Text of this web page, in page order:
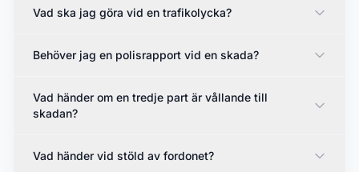
Vad ska jag göra vid en trafikolycka?
Behöver jag en polisrapport vid en skada?
Vad händer om en tredje part är vållande till
skadan?
Vad händer vid stöld av fordonet?